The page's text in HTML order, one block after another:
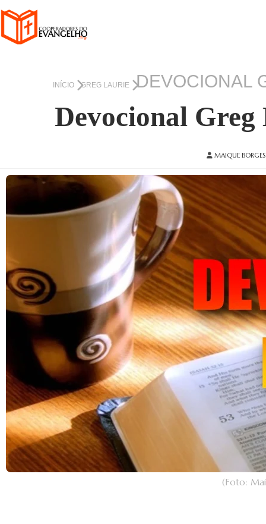
INÍCIO GREG LAURIE DEVOCIONAL
Devocional Greg
MAIQUE BORGES
(Foto: